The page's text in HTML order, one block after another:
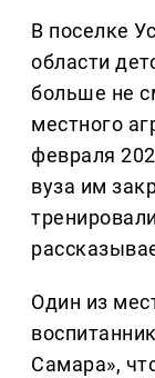
В поселке
области
больше не
местного
февраля
вуза им
Один из
Самара»,